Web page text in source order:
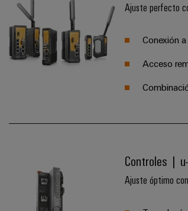
Ajuste perfecto
Conexión
Acceso
Controles |
Ajuste óptimo